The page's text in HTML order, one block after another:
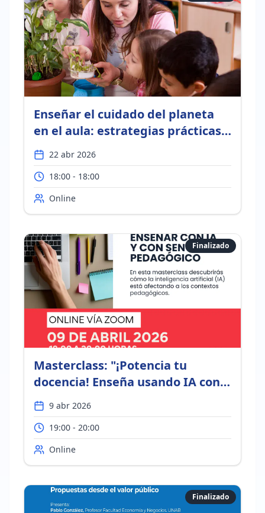
Enseñar el cuidado del planeta
en el aula: estrategias prácticas
con enfoque ECBI
22 abr 2026
18:00 - 18:00
Online
Finalizado
Masterclass: "¡Potencia tu
docencia! Enseña usando IA con
sentido pedagógico"
9 abr 2026
19:00 - 20:00
Online
Finalizado